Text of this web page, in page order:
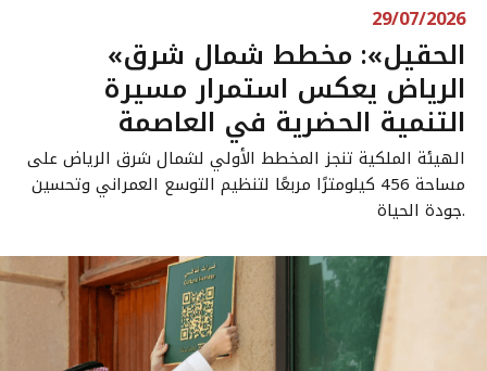
29/07/2026
«الحقيل»: مخطط شمال شرق
الرياض يعكس استمرار مسيرة
التنمية الحضرية في العاصمة
الهيئة الملكية تنجز المخطط الأولي لشمال شرق الرياض على
مساحة 456 كيلومترًا مربعًا لتنظيم التوسع العمراني وتحسين
جودة الحياة.